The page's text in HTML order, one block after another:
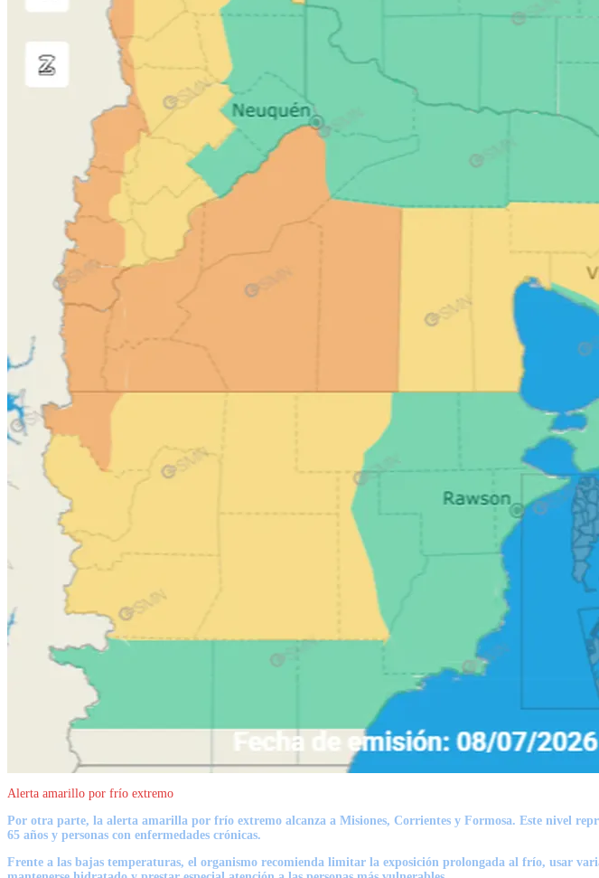
Alerta amarillo por frío extremo
Por otra parte, la alerta amarilla por frío extremo alcanza a Misiones, Corrientes y Formosa. Este nivel
65 años y personas con enfermedades crónicas.
Frente a las bajas temperaturas, el organismo recomienda limitar la exposición prolongada al frío, usar